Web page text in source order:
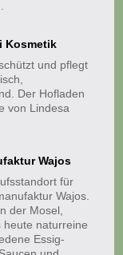
Kosmetik
und pflegt
Der Hofladen
von Lindesa
Wajos
für
Wajos.
der Mosel,
heute naturreine
Essig-